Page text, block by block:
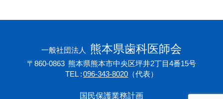
一般社団法人 熊本県歯科医師会
〒860-0863 熊本県熊本市中央区坪井2丁目4番15号
TEL
096-343-8020 （代表）
国民保護業務計画